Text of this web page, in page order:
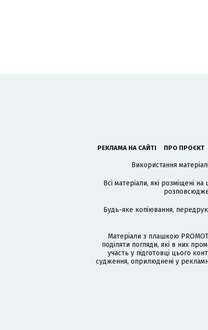
РЕКЛАМА НА САЙТІ ПРО ПРОЄКТ
Використання
Всі матеріали, які розміщені
Будь-яке копіювання,
Матеріали з плашкою
поділяти погляди, які в них
участь у підготовці цього
судження, оприлюднені у